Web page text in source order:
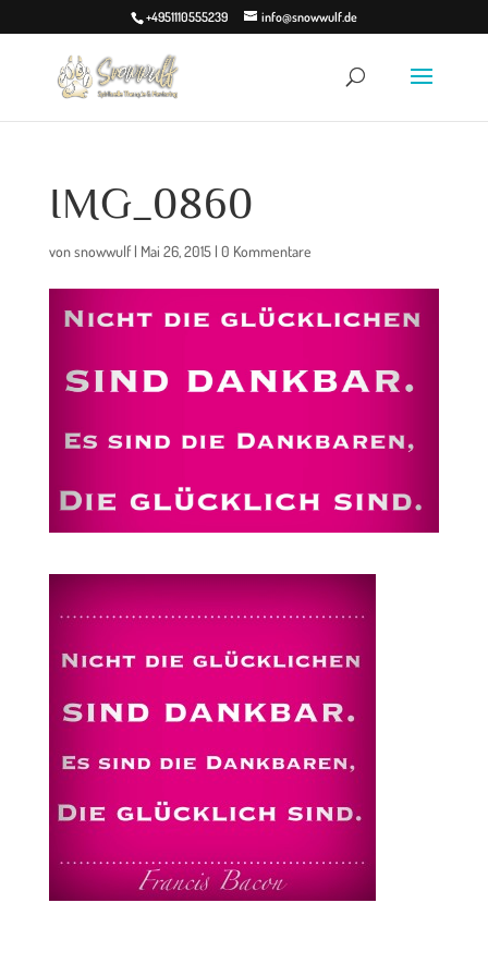
+4951110555239 info@snowwulf.de
IMG_0860
vonsnowwulf| Mai 26, 2015| 0 Kommentare